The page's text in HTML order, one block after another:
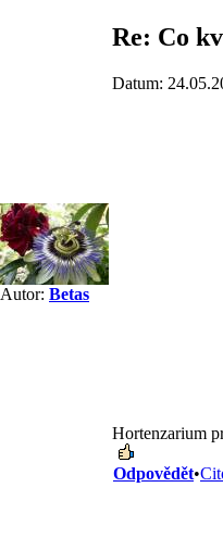
Autor: Betas
Re: Co
Datum:
Hortenzarium
Odpovědět•